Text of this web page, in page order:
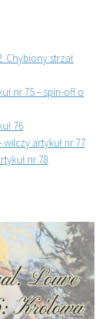
Chybiony strzał
nr 75 – spin-off o
76
artykuł nr 77
nr 78